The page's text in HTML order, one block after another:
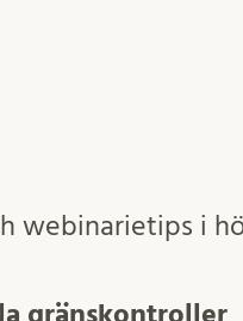
webinarietips i
gränskontroller